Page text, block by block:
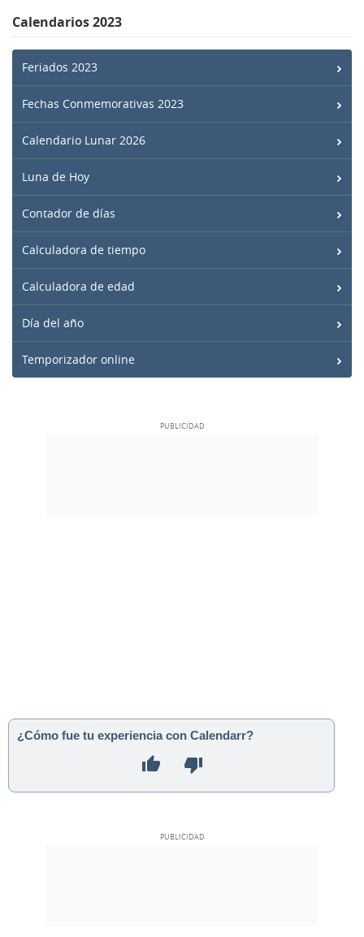
Calendarios 2023
Feriados 2023
Fechas Conmemorativas 2023
Calendario Lunar 2026
Luna de Hoy
Contador de días
Calculadora de tiempo
Calculadora de edad
Día del año
Temporizador online
¿Cómo fue tu experiencia con Calendarr?